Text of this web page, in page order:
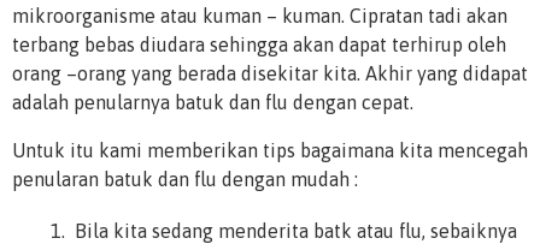
mikroorganisme atau kuman – kuman. Cipratan tadi akan
terbang bebas diudara sehingga akan dapat terhirup oleh
orang –orang yang berada disekitar kita. Akhir yang didapat
adalah penularnya batuk dan flu dengan cepat.
Untuk itu kami memberikan tips bagaimana kita mencegah
penularan batuk dan flu dengan mudah :
Bila kita sedang menderita batk atau flu, sebaiknya